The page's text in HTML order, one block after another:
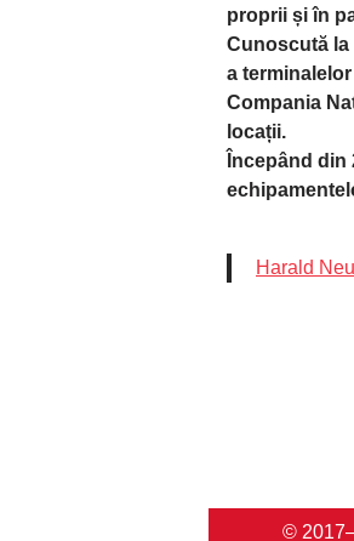
proprii și în
Cunoscută
a
Compania
locații.
Începând din
Harald
©